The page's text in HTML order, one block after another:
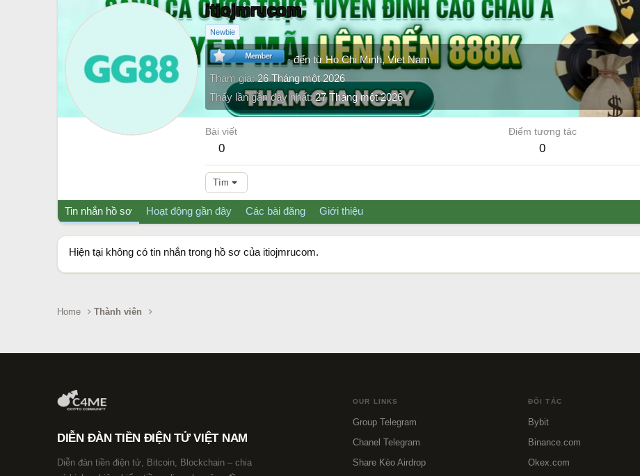
itiojmrucom
Newbie
· đến từ Ho Chi Minh, Viet Nam
Tham gia 26 Tháng một 2026
Thấy lần gần đây nhất 27 Tháng một 2026
Bài viết
0
Điểm tương tác
0
Tìm
Tin nhắn hồ sơ Hoạt động gần đây Các bài đăng Giới thiệu
Hiện tại không có tin nhắn trong hồ sơ của itiojmrucom.
Home Thành viên
DIỄN ĐÀN TIỀN ĐIỆN TỬ VIỆT NAM
Diễn đàn tiền điện tử, Bitcoin, Blockchain – chia
OUR LINKS
Group Telegram
Chanel Telegram
Share Kèo Airdrop
ĐỐI TÁC
Bybit
Binance.com
Okex.com